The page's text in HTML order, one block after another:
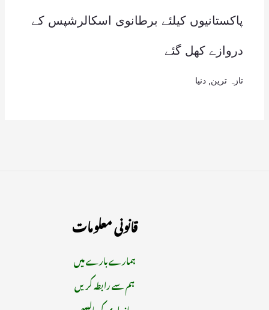
پاکستانیوں کیلئے برطانوی اسکالرشپس کے
دروازے کھل گئے
تازہ ترین دنیا
قانونی معلومات
ہمارے بارے میں
ہم سے رابطہ کریں